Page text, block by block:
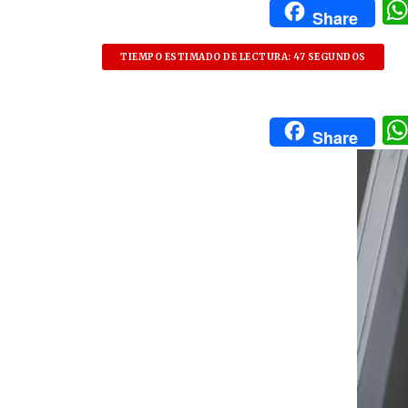
Share
TIEMPO ESTIMADO DE LECTURA: 47 SEGUNDOS
Share